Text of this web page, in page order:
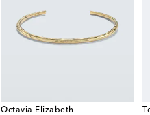
Octavia Elizabeth